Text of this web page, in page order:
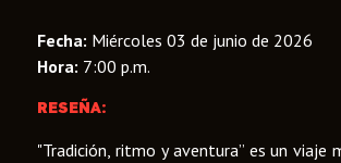
Fecha: Miércoles 03 de junio de 2026
Hora: 7:00 p.m.
RESEÑA:
"Tradición, ritmo y aventura” es un viaje